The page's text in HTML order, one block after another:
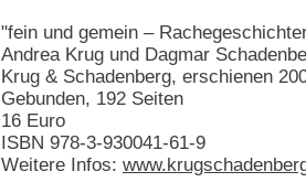
"fein und gemein –
Andrea Krug und Dagmar
Krug & Schadenberg, erschienen
Gebunden, 192 Seiten
16 Euro
ISBN 978-3-930041-61-9
Weitere Infos: